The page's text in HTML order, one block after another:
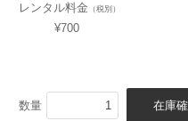
レンタル料金 （税別）
¥700
数量